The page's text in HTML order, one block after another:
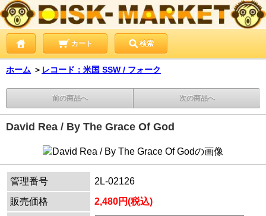
カート 検索
ホーム ＞ レコード：米国 SSW / フォーク
前の商品へ 次の商品へ
David Rea / By The Grace Of God
管理番号
2L-02126
販売価格
2,480円(税込)